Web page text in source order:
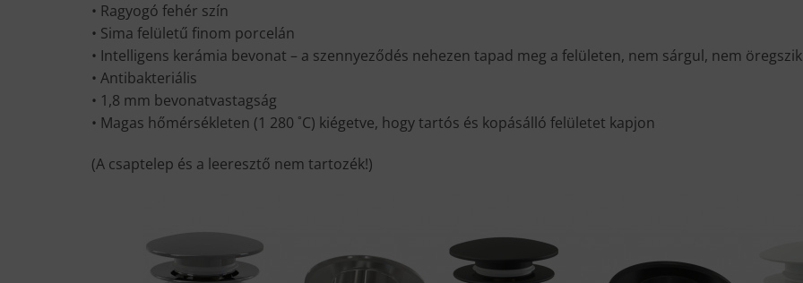
• Ragyogó fehér szín
• Sima felületű finom porcelán
• Intelligens kerámia bevonat – a szennyeződés nehezen tapad meg a felületen, nem sárgul, nem
• Antibakteriális
• 1,8 mm bevonatvastagság
• Magas hőmérsékleten (1 280 ˚C) kiégetve, hogy tartós és kopásálló felületet kapjon
(A csaptelep és a leeresztő nem tartozék!)